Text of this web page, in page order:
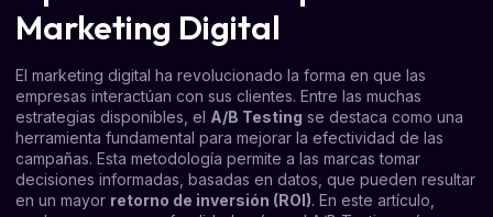
Marketing Digital
El marketing digital ha revolucionado la forma en que las
empresas interactúan con sus clientes. Entre las muchas
estrategias disponibles, el A/B Testing se destaca como una
herramienta fundamental para mejorar la efectividad de las
campañas. Esta metodología permite a las marcas tomar
decisiones informadas, basadas en datos, que pueden resultar
en un mayor retorno de inversión (ROI). En este artículo,